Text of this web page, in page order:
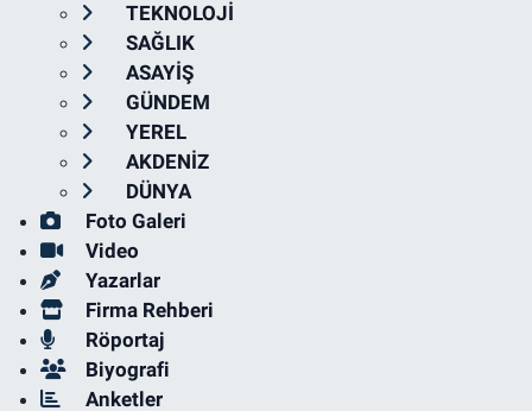
TEKNOLOJİ
SAĞLIK
ASAYİŞ
GÜNDEM
YEREL
AKDENİZ
DÜNYA
Foto Galeri
Video
Yazarlar
Firma Rehberi
Röportaj
Biyografi
Anketler